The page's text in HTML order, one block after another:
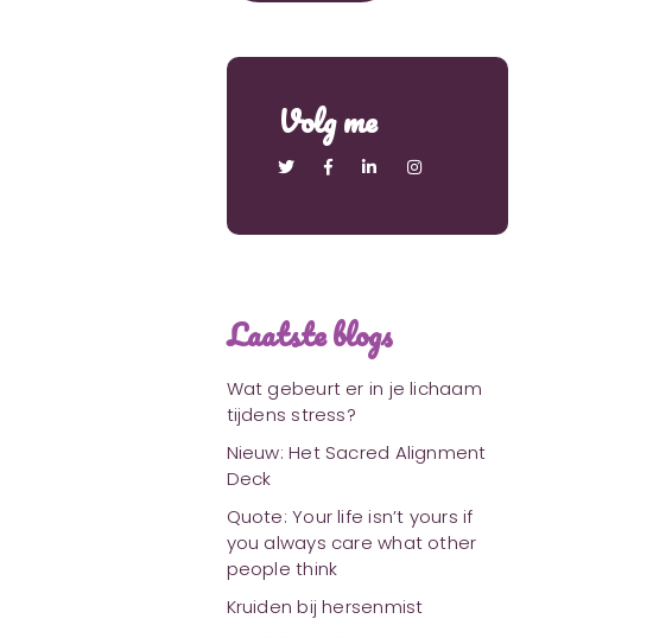
Volg me
Laatste blogs
Wat gebeurt er in je lichaam
tijdens stress?
Nieuw: Het Sacred Alignment
Deck
Quote: Your life isn’t yours if
you always care what other
people think
Kruiden bij hersenmist